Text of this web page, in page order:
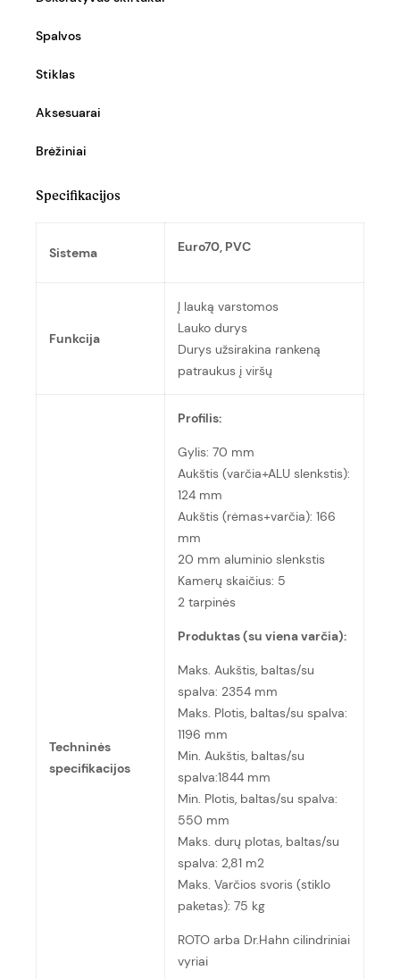
Spalvos
Stiklas
Aksesuarai
Brėžiniai
Specifikacijos
Sistema Euro70, PVC
Funkcija
Į lauką varstomos
Lauko durys
Durys užsirakina rankeną
patraukus į viršų
Techninės
specifikacijos
Profilis:
Gylis: 70 mm
Aukštis (varčia+ALU slenkstis):
124 mm
Aukštis (rėmas+varčia): 166
mm
20 mm aluminio slenkstis
Kamerų skaičius: 5
2 tarpinės
Produktas (su viena varčia):
Maks. Aukštis, baltas/su
spalva: 2354 mm
Maks. Plotis, baltas/su spalva:
1196 mm
Min. Aukštis, baltas/su
spalva:1844 mm
Min. Plotis, baltas/su spalva:
550 mm
Maks. durų plotas, baltas/su
spalva: 2,81 m2
Maks. Varčios svoris (stiklo
paketas): 75 kg
ROTO arba Dr.Hahn cilindriniai
vyriai